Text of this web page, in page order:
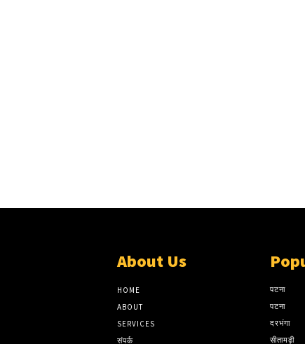
About Us
HOME
ABOUT
SERVICES
संपर्क
पटना
पटना
दरभंगा
सीतामढ़ी